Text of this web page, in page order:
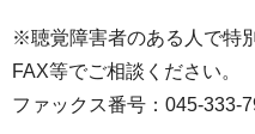
※聴覚障害者のある人で特
FAX等でご相談ください。
ファックス番号：045-333-